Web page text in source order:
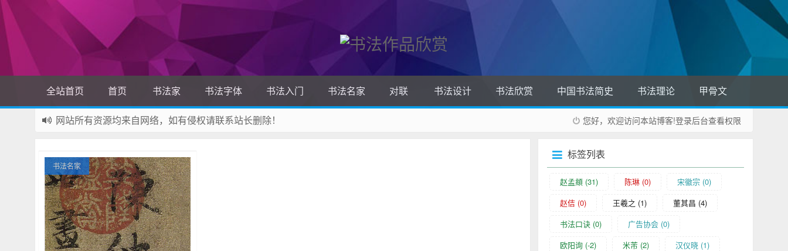
全站首页 首页 书法家 书法字体 书法入门 书法名家 对联 书法设计 书法欣赏 中国书法简史 书法理论 甲骨文
您好，欢迎访问本站博客!登录后台查看权限
网站所有资源均来自网络，如有侵权请联系站长删除！
书法名家
标签列表
赵孟頫 (31) 陈琳 (0) 宋徽宗 (0)
赵佶 (0) 王羲之 (1) 董其昌 (4)
书法口诀 (0) 广告协会 (0)
欧阳询 (-2) 米芾 (2) 汉仪晓 (1)